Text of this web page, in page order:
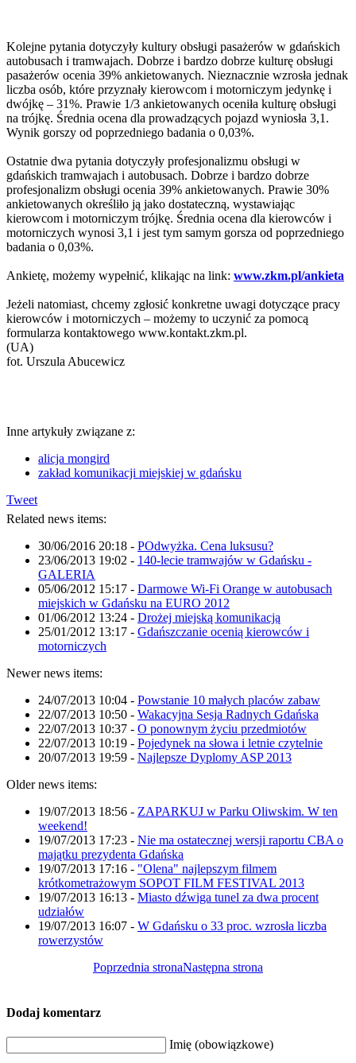
Kolejne pytania dotyczyły kultury obsługi pasażerów w gdańskich
autobusach i tramwajach. Dobrze i bardzo dobrze kulturę obsługi
pasażerów ocenia 39% ankietowanych. Nieznacznie wzrosła jednak
liczba osób, które przyznały kierowcom i motorniczym jedynkę i
dwójkę – 31%. Prawie 1/3 ankietowanych oceniła kulturę obsługi
na trójkę. Średnia ocena dla prowadzących pojazd wyniosła 3,1.
Wynik gorszy od poprzedniego badania o 0,03%.
Ostatnie dwa pytania dotyczyły profesjonalizmu obsługi w
gdańskich tramwajach i autobusach. Dobrze i bardzo dobrze
profesjonalizm obsługi ocenia 39% ankietowanych. Prawie 30%
ankietowanych określiło ją jako dostateczną, wystawiając
kierowcom i motorniczym trójkę. Średnia ocena dla kierowców i
motorniczych wynosi 3,1 i jest tym samym gorsza od poprzedniego
badania o 0,03%.
Ankietę, możemy wypełnić, klikając na link: www.zkm.pl/ankieta
Jeżeli natomiast, chcemy zgłosić konkretne uwagi dotyczące pracy
kierowców i motorniczych – możemy to uczynić za pomocą
formularza kontaktowego www.kontakt.zkm.pl.
(UA)
fot. Urszula Abucewicz
Inne artykuły związane z:
alicja mongird
zakład komunikacji miejskiej w gdańsku
Tweet
Related news items:
30/06/2016 20:18 - POdwyżka. Cena luksusu?
23/06/2013 19:02 - 140-lecie tramwajów w Gdańsku -
GALERIA
05/06/2012 15:17 - Darmowe Wi-Fi Orange w autobusach
miejskich w Gdańsku na EURO 2012
01/06/2012 13:24 - Drożej miejską komunikacją
25/01/2012 13:17 - Gdańszczanie ocenią kierowców i
motorniczych
Newer news items:
24/07/2013 10:04 - Powstanie 10 małych placów zabaw
22/07/2013 10:50 - Wakacyjna Sesja Radnych Gdańska
22/07/2013 10:37 - O ponownym życiu przedmiotów
22/07/2013 10:19 - Pojedynek na słowa i letnie czytelnie
20/07/2013 19:59 - Najlepsze Dyplomy ASP 2013
Older news items:
19/07/2013 18:56 - ZAPARKUJ w Parku Oliwskim. W ten
weekend!
19/07/2013 17:23 - Nie ma ostatecznej wersji raportu CBA o
majątku prezydenta Gdańska
19/07/2013 17:16 - "Olena" najlepszym filmem
krótkometrażowym SOPOT FILM FESTIVAL 2013
19/07/2013 16:13 - Miasto dźwiga tunel za dwa procent
udziałów
19/07/2013 16:07 - W Gdańsku o 33 proc. wzrosła liczba
rowerzystów
Poprzednia stronaNastępna strona
Dodaj komentarz
Imię (obowiązkowe)